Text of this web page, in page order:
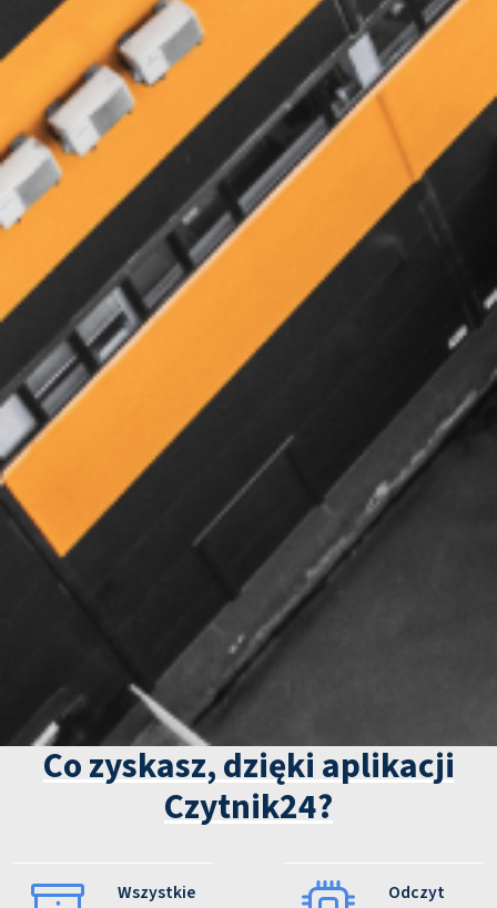
Co zyskasz, dzięki aplikacji
Czytnik24?
Wszystkie
Odczyt